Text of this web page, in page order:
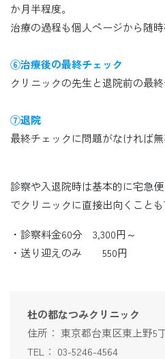
か月半程度。
治療の過程も個人ページから随時
⑥治療後の最終チェック
クリニックの先生と退院前の最終
⑦退院
最終チェックに問題がなければ
診察や入退院時は基本的に宅急便
でクリニックに直接出向くことも
・診察料金60分 3,300円～
・送り迎えのみ 550円
杜の都なつみクリニック
住所： 東京都台東区東上野5
TEL： 03-5246-4564